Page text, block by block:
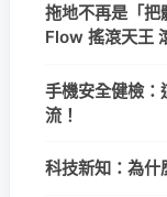
拖地不再是「
Flow 搖滾天王
手機安全健檢：
流！
科技新知：為